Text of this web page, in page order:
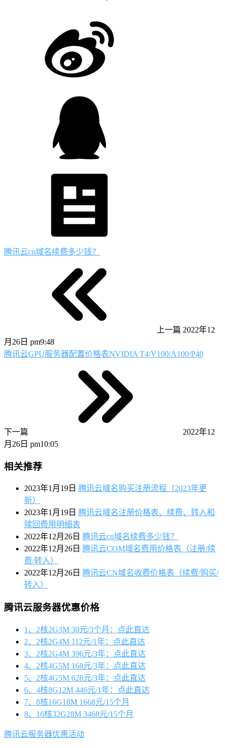
腾讯云cn域名续费多少钱？
上一篇 2022年12
月26日 pm9:48
腾讯云GPU服务器配置价格表NVIDIA T4/V100/A100/P40
下一篇
2022年12
月26日 pm10:05
相关推荐
2023年1月19日 腾讯云域名购买注册流程（2023年更
新）
2023年1月19日 腾讯云域名注册价格表、续费、转入和
赎回费用明细表
2022年12月26日 腾讯云cn域名续费多少钱？
2022年12月26日 腾讯云COM域名费用价格表（注册/续
费/转入）
2022年12月26日 腾讯云CN域名收费价格表（续费/购买/
转入）
腾讯云服务器优惠价格
1、2核2G3M 30元/3个月：点此直达
2、2核2G4M 112元/1年：点此直达
3、2核2G4M 396元/3年：点此直达
4、2核4G5M 168元/3年：点此直达
5、2核4G5M 628元/3年：点此直达
6、4核8G12M 446元/1年：点此直达
7、8核16G18M 1668元/15个月
8、16核32G28M 3468元/15个月
腾讯云服务器优惠活动